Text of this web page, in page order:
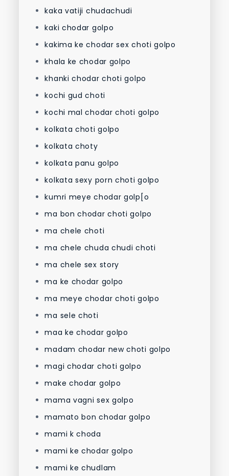
kaka vatiji chudachudi
kaki chodar golpo
kakima ke chodar sex choti golpo
khala ke chodar golpo
khanki chodar choti golpo
kochi gud choti
kochi mal chodar choti golpo
kolkata choti golpo
kolkata choty
kolkata panu golpo
kolkata sexy porn choti golpo
kumri meye chodar golp[o
ma bon chodar choti golpo
ma chele choti
ma chele chuda chudi choti
ma chele sex story
ma ke chodar golpo
ma meye chodar choti golpo
ma sele choti
maa ke chodar golpo
madam chodar new choti golpo
magi chodar choti golpo
make chodar golpo
mama vagni sex golpo
mamato bon chodar golpo
mami k choda
mami ke chodar golpo
mami ke chudlam